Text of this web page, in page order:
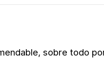
sobre todo